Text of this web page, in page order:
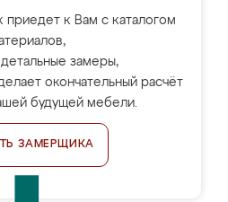
к Вам с каталогом
замеры,
окончательный расчёт
будущей мебели.
ЗАМЕРЩИКА